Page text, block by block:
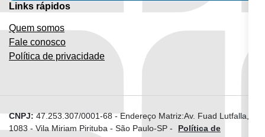
Links rápidos
Quem somos
Fale conosco
Política de privacidade
CNPJ:47.253.307/0001-68-Endereço Matriz:Av. Fuad Lutfalla,
1083 - Vila Miriam Pirituba - São Paulo-SP -
Política de